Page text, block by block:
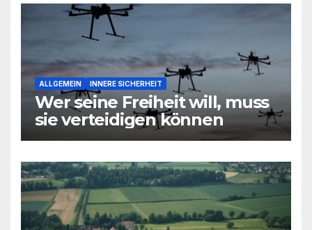
noch leisten?
ALLGEMEIN INNERE SICHERHEIT
Wer seine Freiheit will, muss
sie verteidigen können